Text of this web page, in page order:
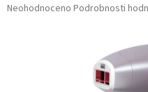
Průměrné
Neohodnoceno Podrobnosti